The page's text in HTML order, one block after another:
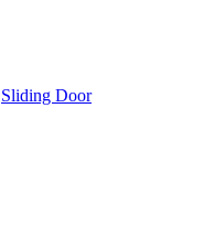
Sliding Door